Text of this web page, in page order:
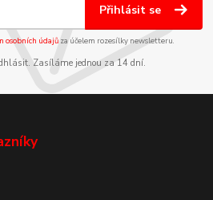
Přihlásit se
osobních údajůza účelem rozesílky newsletteru.
Zasíláme jednou za 14 dní.